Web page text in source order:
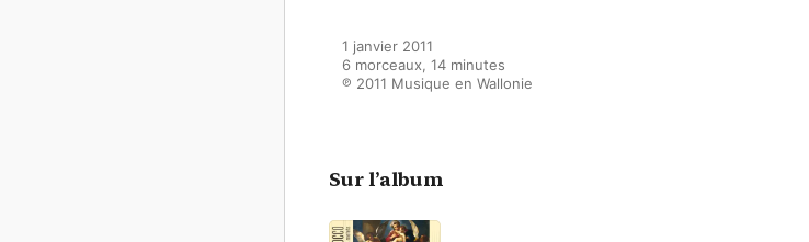
1 janvier 2011
6 morceaux, 14 minutes
℗ 2011 Musique en Wallonie
Sur l’album